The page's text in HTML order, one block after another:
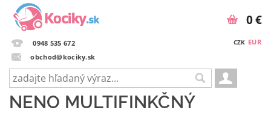
0948 535 672
obchod@kociky.sk
CZK EUR
0 €
NENO MULTIFINKČNÝ